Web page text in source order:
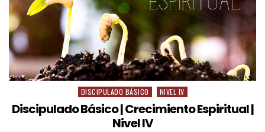
DISCIPULADO BÁSICO NIVEL IV
Discipulado Básico | Crecimiento Espiritual |
Nivel IV